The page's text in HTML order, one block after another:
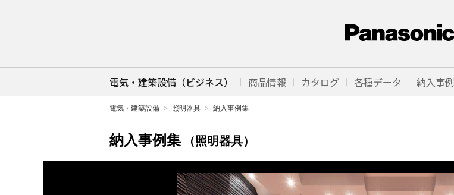
電気・建築設備（ビジネス） 商品情報 カタログ 各種データ 納入事例
電気・建築設備 照明器具 納入事例集
納入事例集 （照明器具）